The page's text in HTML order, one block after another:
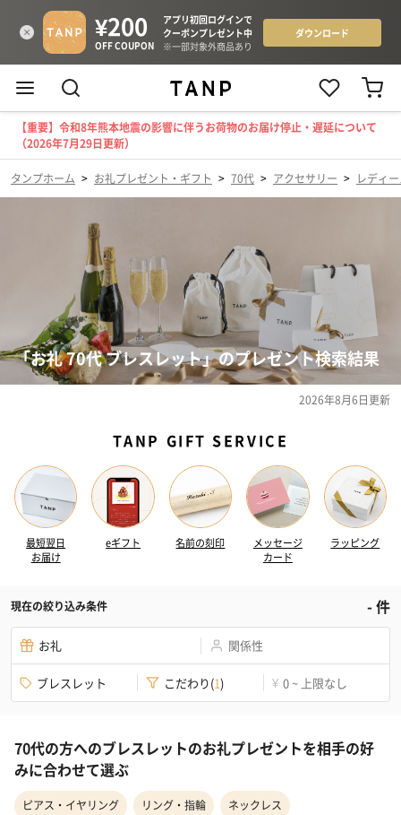
【重要】令和8年熊本地震の影響に伴うお荷物のお届け停止・遅延について
（2026年7月29日更新）
タンプホーム > お礼プレゼント・ギフト > 70代 > アクセサリー > レディ
「お礼 70代 ブレスレット」のプレゼント検索結果
2026年8月6日更新
TANP GIFT SERVICE
最短翌日
お届け
eギフト 名前の刻印
メッセージ
カード
ラッピング
現在の絞り込み条件 -件
お礼 関係性
ブレスレット こだわり(1) ¥ 0 ~ 上限なし
70代の方へのブレスレットのお礼プレゼントを相手の好
みに合わせて選ぶ
ピアス・イヤリング リング・指輪 ネックレス